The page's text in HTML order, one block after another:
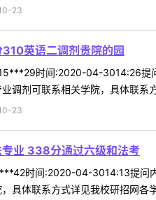
23
英语二调剂贵院的园
时间:2020-04-3014:26提
调剂可联系相关学院，具体联系
23
业 338分通过六级和法考
时间:2020-04-3014:13提问
具体联系方式详见我校研招网各